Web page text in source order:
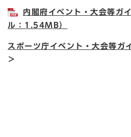
内閣府イベント・大会等ガ
ル：1.54MB）
スポーツ庁イベント・大会等ガ
＞